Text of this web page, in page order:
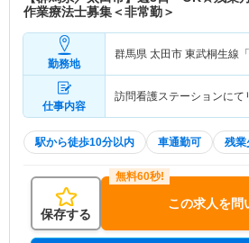
作業療法士募集＜非常勤＞
勤務地
群馬県 太田市 東武桐生線
仕事内容
訪問看護ステーションにて
駅から徒歩10分以内 車通勤可 残業
保存する
この求人を問